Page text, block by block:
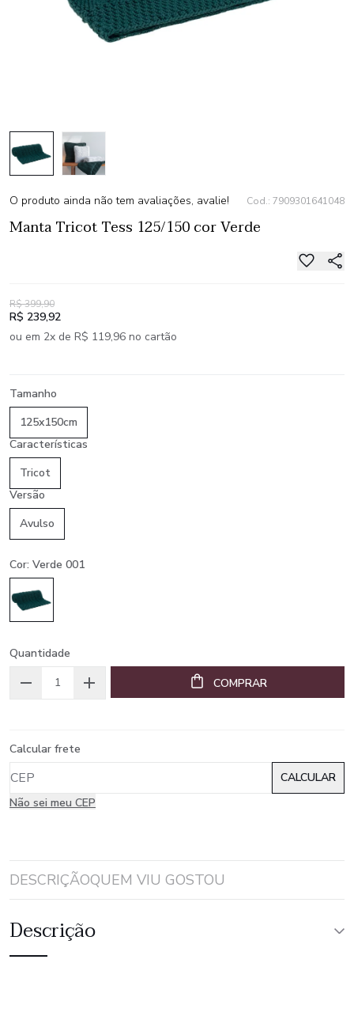
O produto ainda não tem avaliações, avalie! Cod.: 7909301641048
Manta Tricot Tess 125/150 cor Verde
R$ 399,90
R$ 239,92
ou em 2x de R$ 119,96 no cartão
Tamanho
125x150cm
Características
Tricot
Versão
Avulso
Cor: Verde 001
Quantidade
COMPRAR
Calcular frete
Não sei meu CEP
DESCRIÇÃOQUEM VIU GOSTOU
Descrição